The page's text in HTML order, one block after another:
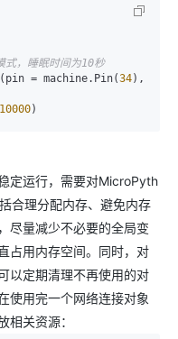
式，睡眠时间为10秒
= machine.Pin(34),
10000
定运行，需要对MicroPyth
合理分配内存、避免内存
尽量减少不必要的全局变
占用内存空间。同时，对
以定期清理不再使用的对
使用完一个网络连接对象
相关资源：